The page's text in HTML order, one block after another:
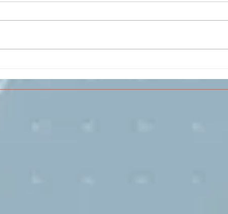
superiori per il concorso
sull'Aerospazio